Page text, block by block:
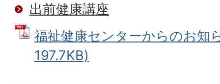
出前健康講座
福祉健康センターからのお知
197.7KB)